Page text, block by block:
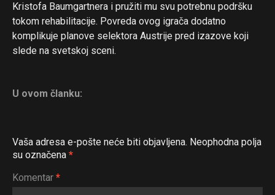
Kristofa Baumgartnera i pružiti mu svu potrebnu podršku
tokom rehabilitacije. Povreda ovog igrača dodatno
komplikuje planove selektora Austrije pred izazove koji
slede na svetskoj sceni.
U ovom članku:
Vaša adresa e-pošte neće biti objavljena. Neophodna polja
su označena *
Komentar *